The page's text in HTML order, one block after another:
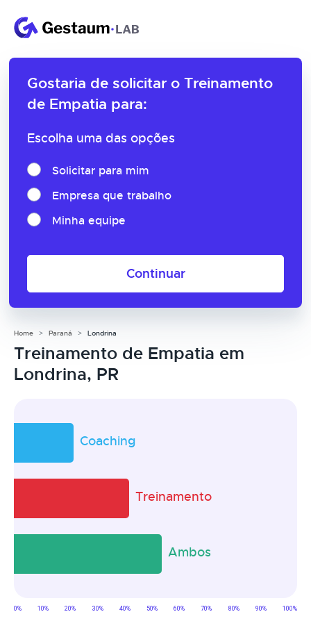
Gostaria de solicitar o Treinamento
de Empatia para:
Escolha uma das opções
Solicitar para mim
Empresa que trabalho
Minha equipe
Continuar
Home Paraná Londrina
Treinamento de Empatia em
Londrina, PR